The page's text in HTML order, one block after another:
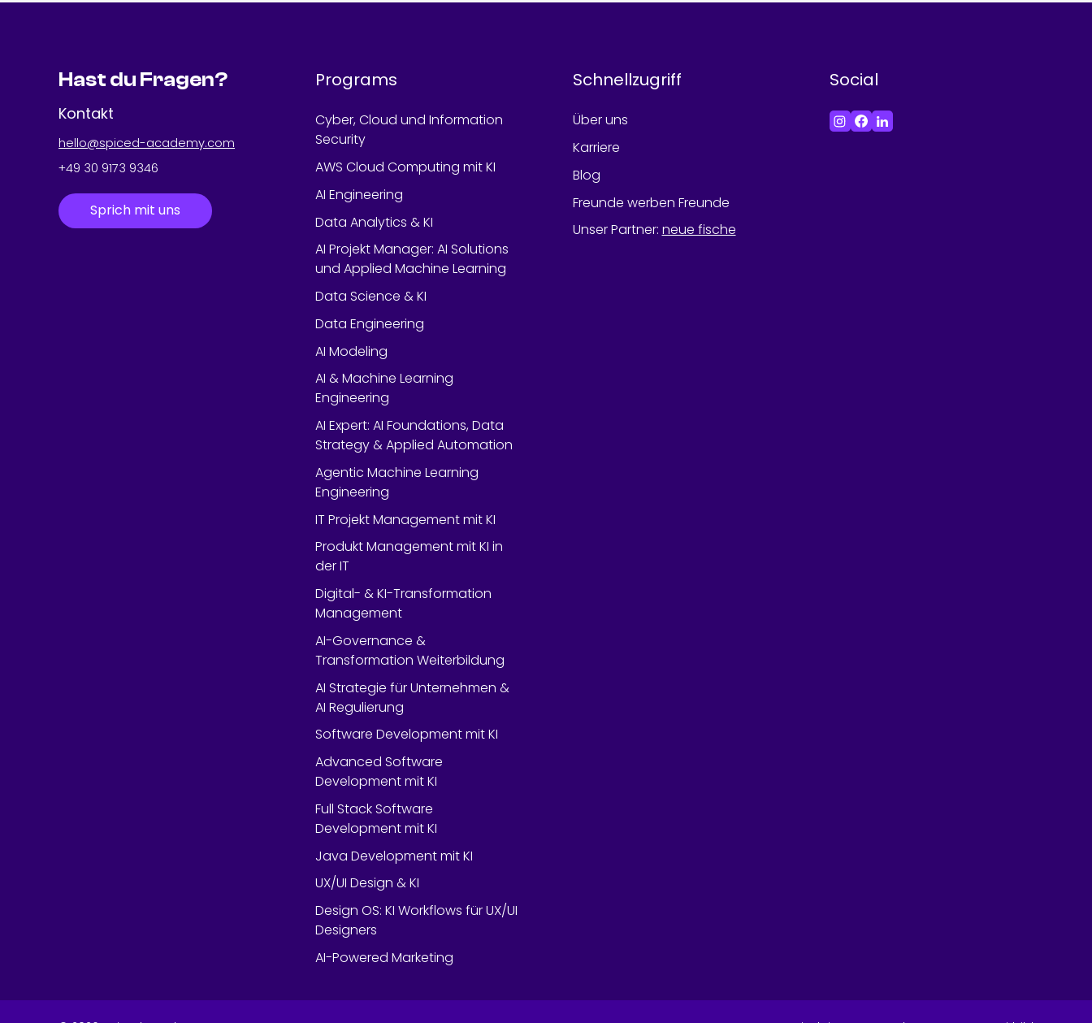
Hast du Fragen?
Kontakt
hello@spiced-academy.com
+49 30 9173 9346
Sprich mit uns
Programs
Cyber, Cloud und Information
Security
AWS Cloud Computing mit KI
AI Engineering
Data Analytics & KI
AI Projekt Manager: AI Solutions
und Applied Machine Learning
Data Science & KI
Data Engineering
AI Modeling
AI & Machine Learning
Engineering
AI Expert: AI Foundations, Data
Strategy & Applied Automation
Agentic Machine Learning
Engineering
IT Projekt Management mit KI
Produkt Management mit KI in
der IT
Digital- & KI-Transformation
Management
AI-Governance &
Transformation Weiterbildung
AI Strategie für Unternehmen &
AI Regulierung
Software Development mit KI
Advanced Software
Development mit KI
Full Stack Software
Development mit KI
Java Development mit KI
UX/UI Design & KI
Design OS: KI Workflows für UX/UI
Designers
AI-Powered Marketing
Schnellzugriff
Über uns
Karriere
Blog
Freunde werben Freunde
Unser Partner: neue fische
Social